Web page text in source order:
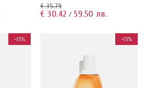
€ 35.79
€ 30.42 / 59.50 лв.
-15% -15%